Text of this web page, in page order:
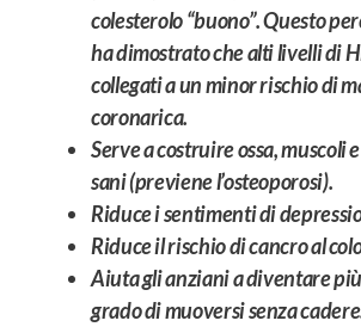
colesterolo “buono”. Questo
ha dimostrato che alti livelli di
collegati a un minor rischio di
coronarica.
Serve a costruire ossa, muscoli
sani (previene l’osteoporosi).
Riduce i sentimenti di
Riduce il rischio di cancro al
Aiuta gli anziani a diventare
grado di muoversi senza